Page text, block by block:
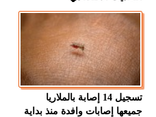
تسجيل 14 إصابة بالملاريا
جميعها إصابات وافدة منذ بداية